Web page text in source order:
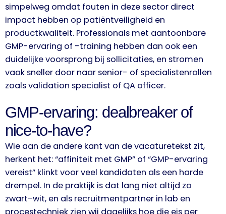
simpelweg omdat fouten in deze sector direct
impact hebben op patiëntveiligheid en
productkwaliteit. Professionals met aantoonbare
GMP-ervaring of -training hebben dan ook een
duidelijke voorsprong bij sollicitaties, en stromen
vaak sneller door naar senior- of specialistenrollen
zoals validation specialist of QA officer.
GMP-ervaring: dealbreaker of
nice-to-have?
Wie aan de andere kant van de vacaturetekst zit,
herkent het: “affiniteit met GMP” of “GMP-ervaring
vereist” klinkt voor veel kandidaten als een harde
drempel. In de praktijk is dat lang niet altijd zo
zwart-wit, en als recruitmentpartner in lab en
procestechniek zien wij dagelijks hoe die eis per